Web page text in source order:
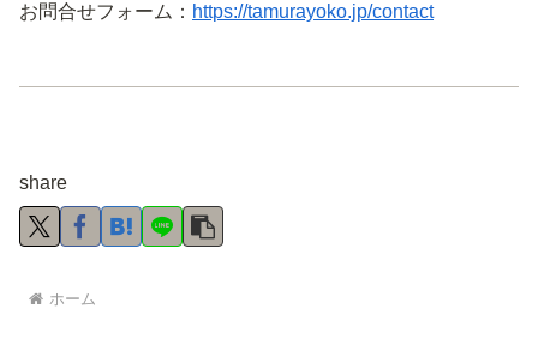
お問合せフォーム： https://tamurayoko.jp/contact
share
ホーム